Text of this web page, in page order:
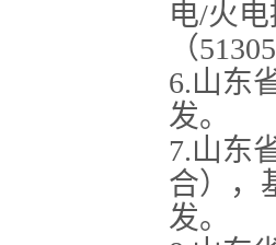
电/火
（
6.山东
发。
7.山东
合），
发。